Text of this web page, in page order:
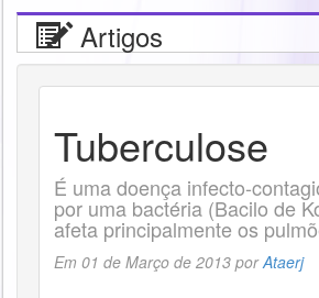
Artigos
Tuberculose
É uma doença infecto-
por uma bactéria (Bacilo de
afeta principalmente os
Em 01 de Março de 2013 porAtaerj